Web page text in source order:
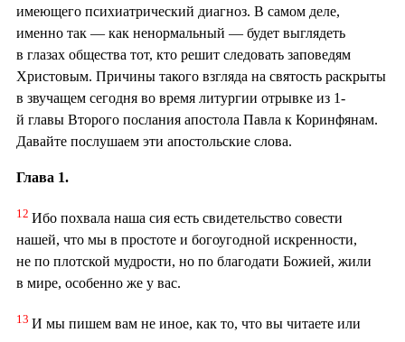
имеющего психиатрический диагноз. В самом деле,
именно так — как ненормальный — будет выглядеть
в глазах общества тот, кто решит следовать заповедям
Христовым. Причины такого взгляда на святость раскрыты
в звучащем сегодня во время литургии отрывке из 1-
й главы Второго послания апостола Павла к Коринфянам.
Давайте послушаем эти апостольские слова.
Глава 1.
12 Ибо похвала наша сия есть свидетельство совести
нашей, что мы в простоте и богоугодной искренности,
не по плотской мудрости, но по благодати Божией, жили
в мире, особенно же у вас.
13 И мы пишем вам не иное, как то, что вы читаете или